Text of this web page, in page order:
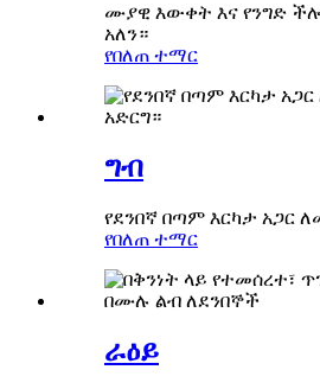
ሙያዊ እውቀት እና የንግድ
አለን።
የበለጠ ተማር
ግብ
የደንበኛ በጣም እርካታ አጋር
የበለጠ ተማር
ራዕይ